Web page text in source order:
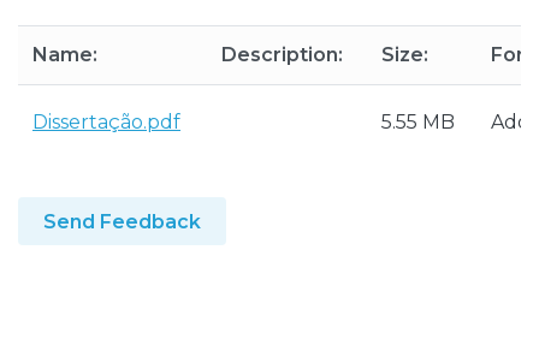
Name: Description: Size:
Dissertação.pdf 5.55 MB
Send Feedback